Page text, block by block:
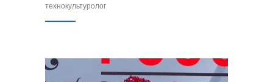
технокультуролог